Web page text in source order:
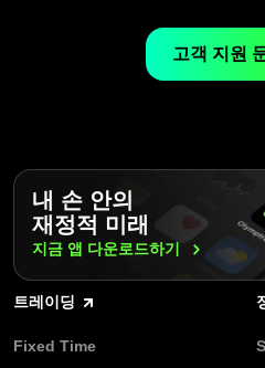
력을 연마하며 성공을 위한 강력한
고객 지원
내 손 안의
재정적 미래
지금 앱 다운로드하기
트레이딩
Fixed Time